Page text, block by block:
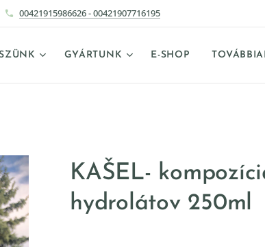
00421915986626 - 00421907716195
GYÁRTUNK E-SHOP
KAŠEL-
hydrolátov 250ml